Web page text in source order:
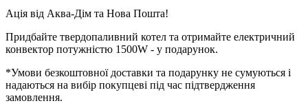
Ація від Аква-Дім та Нова Пошта!
Придбайте твердопаливний котел та отримайте електричний
конвектор потужністю 1500W - у подарунок.
*Умови безкоштовної доставки та подарунку не сумуються і
надаються на вибір покупцеві під час підтвердження
замовлення.